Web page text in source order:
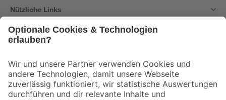
Nützliche Links
Der toom Newsletter: Keine Angebote und Aktionen mehr verpassen!
Zur Newsletter Anmeldung